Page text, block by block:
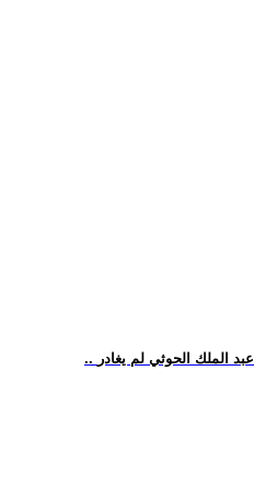
الملك الحوثي لم يغادر